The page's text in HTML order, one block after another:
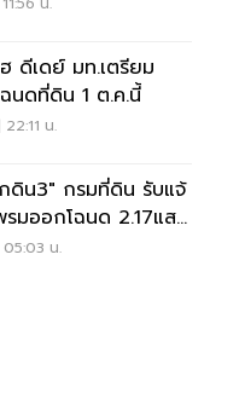
ดีเดย์ มท.เตรียม
นดที่ดิน 1 ต.ค.นี้
น.
ดิน3" กรมที่ดิน รับแจ้
มออกโฉนด 2.17แสน
น.